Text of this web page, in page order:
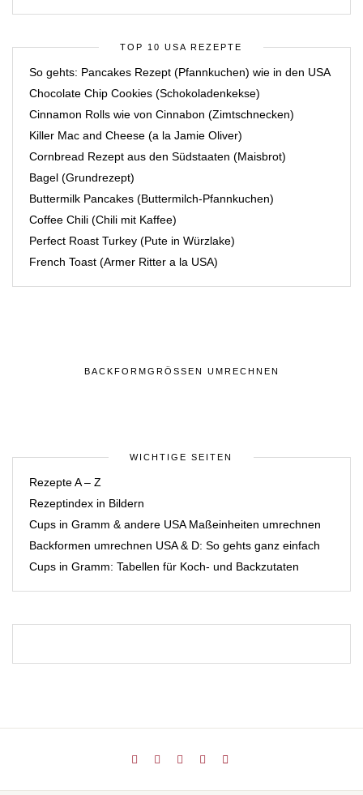
TOP 10 USA REZEPTE
So gehts: Pancakes Rezept (Pfannkuchen) wie in den USA
Chocolate Chip Cookies (Schokoladenkekse)
Cinnamon Rolls wie von Cinnabon (Zimtschnecken)
Killer Mac and Cheese (a la Jamie Oliver)
Cornbread Rezept aus den Südstaaten (Maisbrot)
Bagel (Grundrezept)
Buttermilk Pancakes (Buttermilch-Pfannkuchen)
Coffee Chili (Chili mit Kaffee)
Perfect Roast Turkey (Pute in Würzlake)
French Toast (Armer Ritter a la USA)
BACKFORMGRÖSSEN UMRECHNEN
WICHTIGE SEITEN
Rezepte A – Z
Rezeptindex in Bildern
Cups in Gramm & andere USA Maßeinheiten umrechnen
Backformen umrechnen USA & D: So gehts ganz einfach
Cups in Gramm: Tabellen für Koch- und Backzutaten